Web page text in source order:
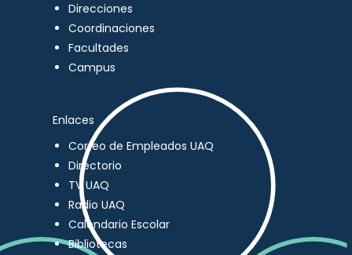
Direcciones
Coordinaciones
Facultades
Campus
Enlaces
Correo de Empleados UAQ
Directorio
TV UAQ
Radio UAQ
Calendario Escolar
Bibliotecas